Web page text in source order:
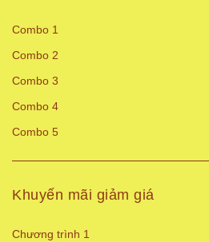
Combo 1
Combo 2
Combo 3
Combo 4
Combo 5
Khuyến mãi giảm giá
Chương trình 1